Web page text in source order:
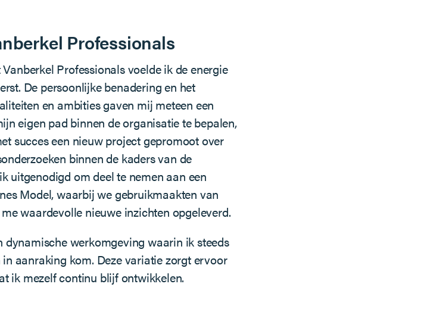
Professionals
Professionals voelde ik de energie
De persoonlijke benadering en het
en ambities gaven mij meteen een
eigen pad binnen de organisatie te bepalen,
succes een nieuw project gepromoot over
binnen de kaders van de
uitgenodigd om deel te nemen aan een
Model, waarbij we gebruikmaakten van
waardevolle nieuwe inzichten opgeleverd.
werkomgeving waarin ik steeds
aanraking kom. Deze variatie zorgt ervoor
ik mezelf continu blijf ontwikkelen.